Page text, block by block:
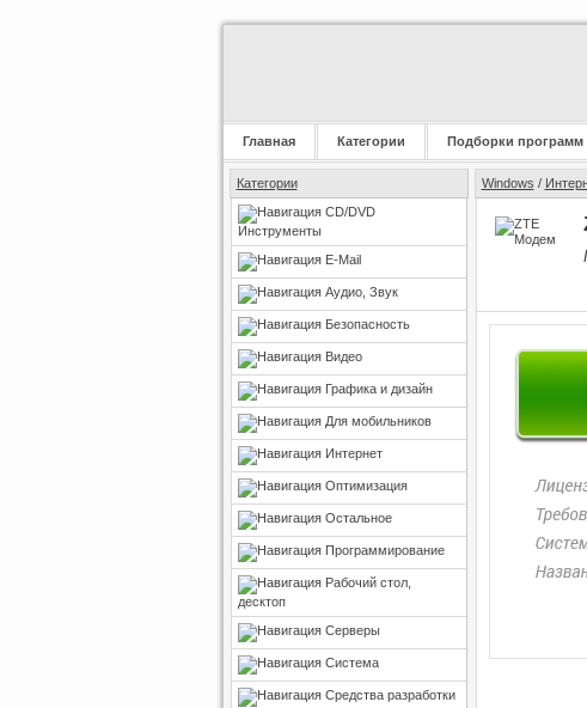
Главная Категории Подборки программ
Категории
CD/DVD
Инструменты
E-Mail
Аудио, Звук
Безопасность
Видео
Графика и дизайн
Для мобильников
Интернет
Оптимизация
Остальное
Программирование
Рабочий стол,
десктоп
Серверы
Система
Средства разработки
Windows /